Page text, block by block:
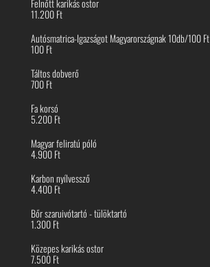
Felnőtt karikás ostor
11.200Ft
Autósmatrica-Igazságot Magyarországnak 10db/100 Ft
100Ft
Táltos dobverő
700Ft
Fa korsó
5.200Ft
Magyar feliratú póló
4.900Ft
Karbon nyílvessző
4.400Ft
Bőr szaruivótartó - tülöktartó
1.300Ft
Közepes karikás ostor
7.500Ft